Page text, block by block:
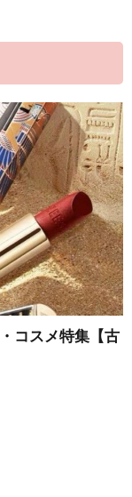
コスメ特集【古